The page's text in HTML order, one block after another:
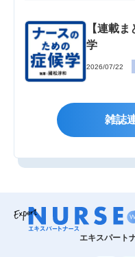
【連載
学
2026/07/22
雑誌
エキスパート